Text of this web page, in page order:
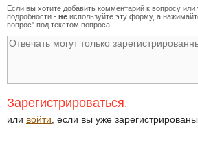
Если вы хотите добавить комментарий к вопросу или
подробности - не используйте эту форму, а
вопрос" под текстом вопроса!
Зарегистрироваться,
или войти, если вы уже